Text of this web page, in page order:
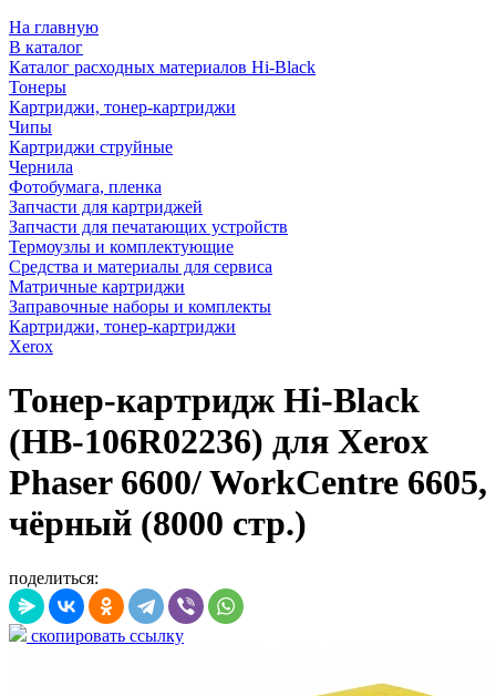
На главную
В каталог
Каталог расходных материалов Hi-Black
Тонеры
Картриджи, тонер-картриджи
Чипы
Картриджи струйные
Чернила
Фотобумага, пленка
Запчасти для картриджей
Запчасти для печатающих устройств
Термоузлы и комплектующие
Средства и материалы для сервиса
Матричные картриджи
Заправочные наборы и комплекты
Картриджи, тонер-картриджи
Xerox
Тонер-картридж Hi-Black
(HB-106R02236) для Xerox
Phaser 6600/ WorkCentre 6605,
чёрный (8000 стр.)
поделиться:
скопировать ссылку